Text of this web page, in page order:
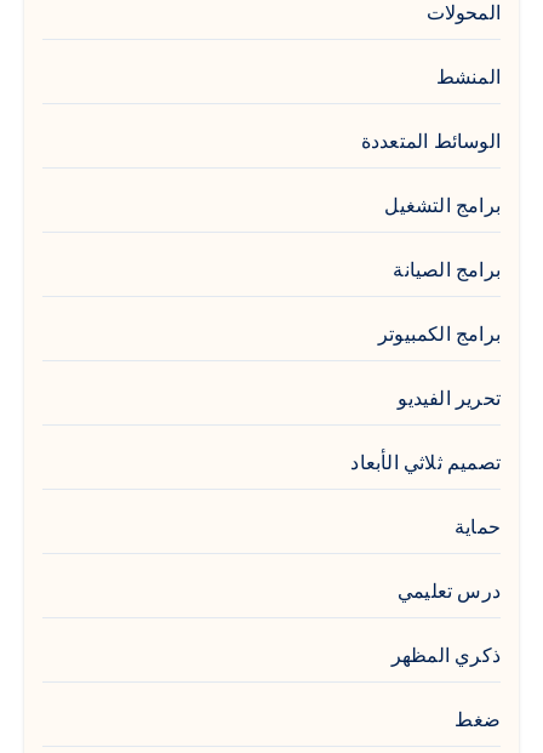
المحولات
المنشط
الوسائط المتعددة
برامج التشغيل
برامج الصيانة
برامج الكمبيوتر
تحرير الفيديو
تصميم ثلاثي الأبعاد
حماية
درس تعليمي
ذكري المظهر
ضغط